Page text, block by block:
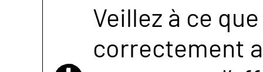
Veillez à ce
correctement